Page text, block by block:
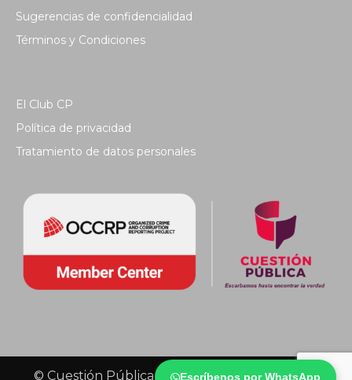
Escríbenos por WhatsApp
Sugerencias de confidencialidad
Términos y Condiciones
El Club CP
Política de privacidad
Tratamiento de datos personales
© Cuestión Pública 2018 - Todos los derechos